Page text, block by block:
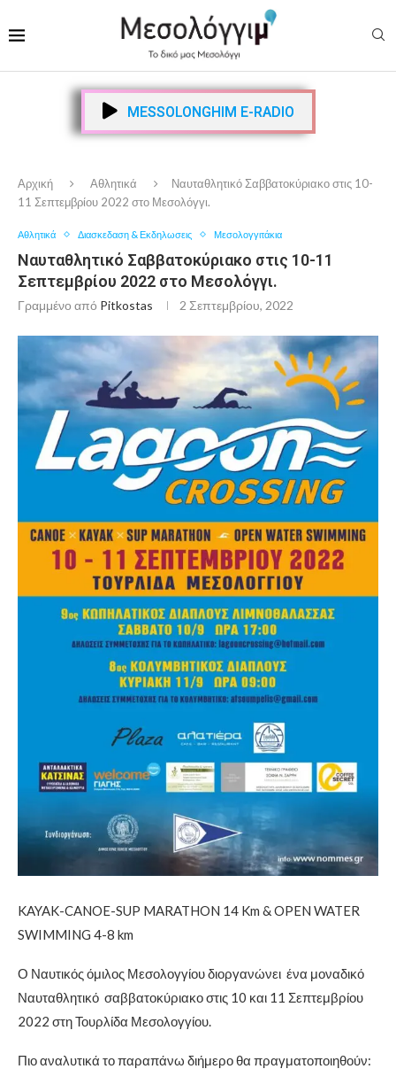
MESSOLONGHIM E-RADIO
Αρχική Αθλητικά
Ναυταθλητικό Σαββατοκύριακο στις 10-
11 Σεπτεμβρίου 2022 στο Μεσολόγγι.
Αθλητικά Διασκεδαση & Εκδηλωσεις Μεσολογγιτάκια
Ναυταθλητικό Σαββατοκύριακο στις 10-11
Σεπτεμβρίου 2022 στο Μεσολόγγι.
Γραμμένο από Pitkostas 2 Σεπτεμβρίου, 2022
KAYAK-CANOE-SUP MARATHON 14 Km & OPEN WATER
SWIMMING 4-8 km
Ο Ναυτικός όμιλος Μεσολογγίου διοργανώνει ένα μοναδικό
Ναυταθλητικό σαββατοκύριακο στις 10 και 11 Σεπτεμβρίου
2022 στη Τουρλίδα Μεσολογγίου.
Πιο αναλυτικά το παραπάνω διήμερο θα πραγματοποιηθούν: